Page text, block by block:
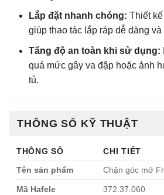
Lắp đặt nhanh chóng: Thiết
giúp thao tác lắp ráp dễ dàng
Tăng độ an toàn khi sử dụng:
quá mức gây va đập hoặc ảnh
tủ.
THÔNG SỐ KỸ THUẬT
THÔNG SỐ
CHI TIẾT
Tên sản phẩm
Chặn góc mở
Mã Hafele 372.37.060